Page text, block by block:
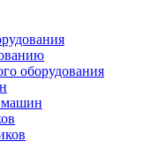
оборудования
машин